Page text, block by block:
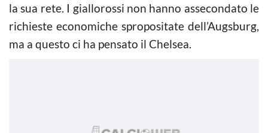
la sua rete. I giallorossi non hanno assecondato le
richieste economiche spropositate dell’Augsburg,
ma a questo ci ha pensato il Chelsea.